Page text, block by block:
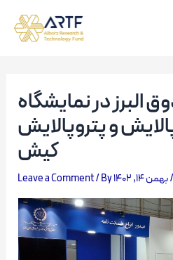
البرز در نمایشگاه
و پتروپالایش
کیش
Leave a Comment/ By /بهمن 14, 1402